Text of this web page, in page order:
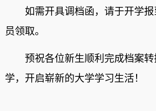
如需开具调档函，请于开学
员领取。
预祝各位新生顺利完成档案
学，开启崭新的大学学习生活！